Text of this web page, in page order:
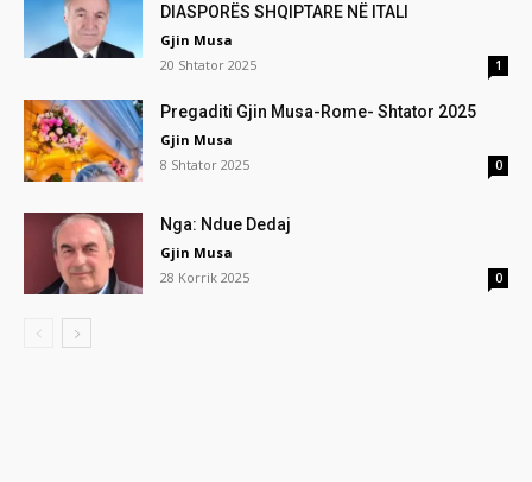
DIASPORËS SHQIPTARE NË ITALI
Gjin Musa
20 Shtator 2025
1
Pregaditi Gjin Musa-Rome- Shtator 2025
Gjin Musa
8 Shtator 2025
0
Nga: Ndue Dedaj
Gjin Musa
28 Korrik 2025
0